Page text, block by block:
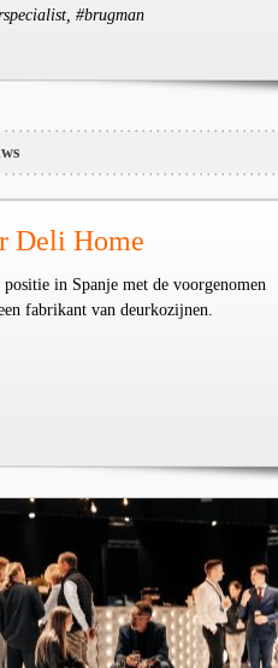
#brugman
Deli Home
in Spanje met de voorgenomen
fabrikant van deurkozijnen.